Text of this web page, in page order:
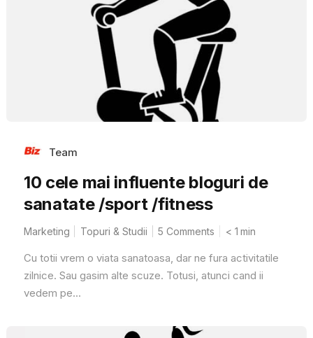
Team
10 cele mai influente bloguri de
sanatate /sport /fitness
Marketing Topuri & Studii 5 Comments < 1 min
Cu totii vrem o viata sanatoasa, dar ne fura activitatile
zilnice. Sau gasim alte scuze. Totusi, atunci cand ii
vedem pe...